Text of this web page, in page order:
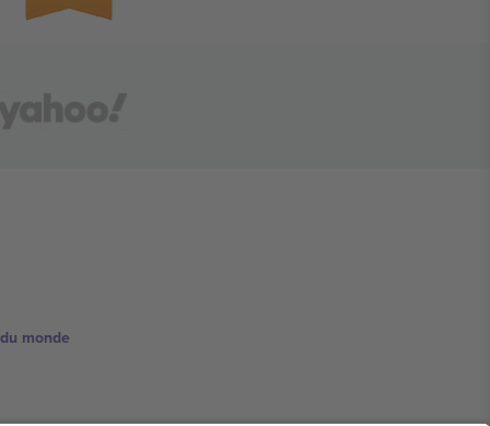
monde